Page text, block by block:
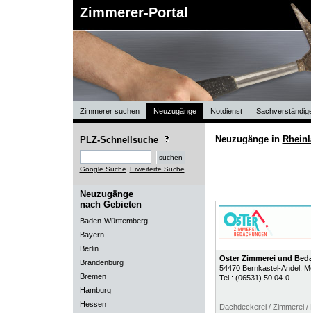
Zimmerer-Portal
Zimmerer suchen Neuzugänge Notdienst
PLZ-Schnellsuche
Google Suche Erweiterte Suche
Neuzugänge
nach Gebieten
Baden-Württemberg
Bayern
Berlin
Brandenburg
Bremen
Hamburg
Hessen
Neuzugänge in
Oster Zimmerei und
54470 Bernkastel-Andel,
Tel.: (06531) 50 04-0
Dachdeckerei / Zimmerei /